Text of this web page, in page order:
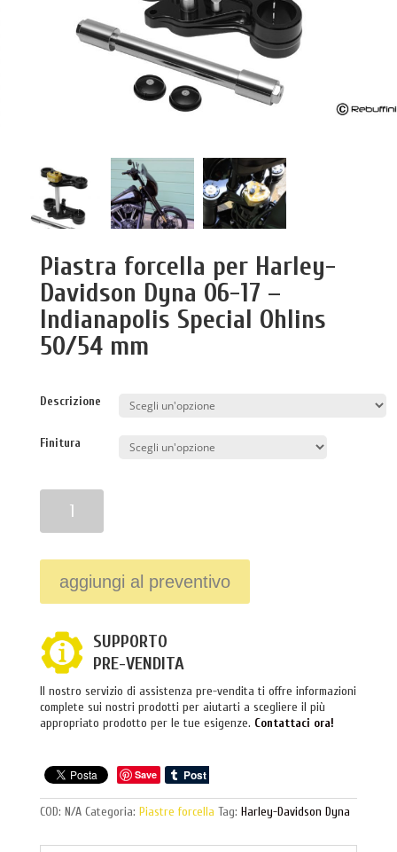
Piastra forcella per Harley-
Davidson Dyna 06-17 –
Indianapolis Special Ohlins
50/54 mm
Descrizione
Finitura
aggiungi al preventivo
SUPPORTO
PRE-VENDITA
Il nostro servizio di assistenza pre-vendita ti offre informazioni
complete sui nostri prodotti per aiutarti a scegliere il più
appropriato prodotto per le tue esigenze. Contattaci ora!
Save
COD: N/A Categoria: Piastre forcella Tag: Harley-Davidson Dyna